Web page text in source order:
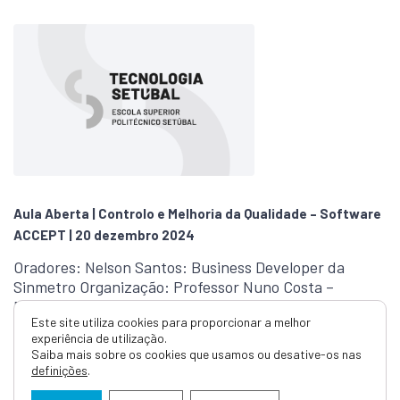
Aula Aberta | Controlo e Melhoria da Qualidade – Software
ACCEPT | 20 dezembro 2024
Oradores: Nelson Santos: Business Developer da
Sinmetro Organização: Professor Nuno Costa –
ESTS/IPS Público-alvo: Todos os interessados na
temática Data: …
Ler mais
Este site utiliza cookies para proporcionar a melhor
experiência de utilização.
Saiba mais sobre os cookies que usamos ou desative-os nas
definições.